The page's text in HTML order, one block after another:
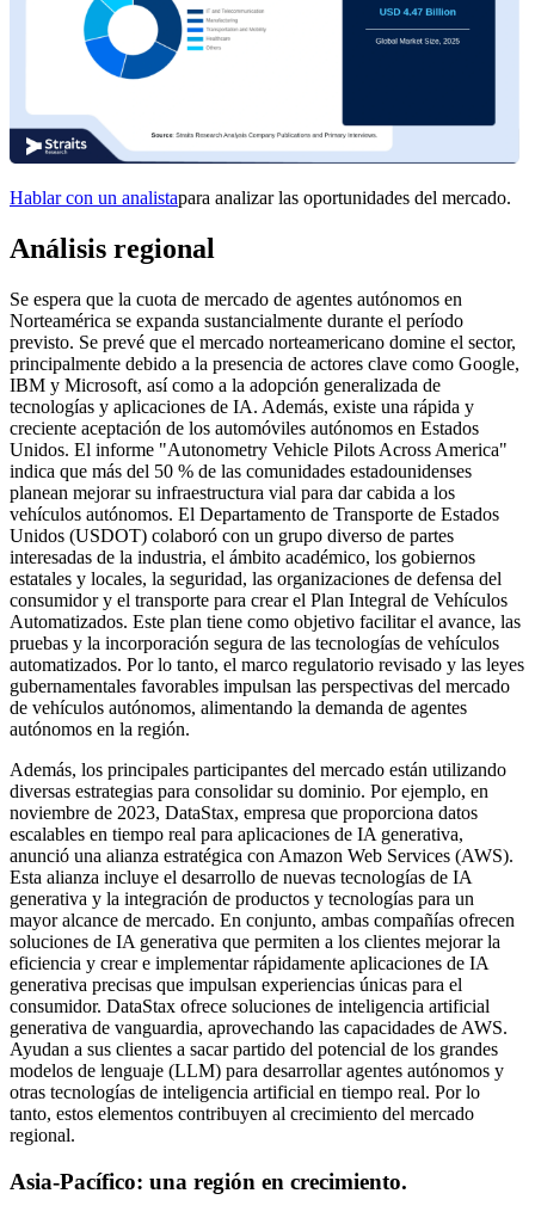
Hablar con un analistapara analizar las oportunidades del mercado.
Análisis regional
Se espera que la cuota de mercado de agentes autónomos en
Norteamérica se expanda sustancialmente durante el período
previsto. Se prevé que el mercado norteamericano domine el sector,
principalmente debido a la presencia de actores clave como Google,
IBM y Microsoft, así como a la adopción generalizada de
tecnologías y aplicaciones de IA. Además, existe una rápida y
creciente aceptación de los automóviles autónomos en Estados
Unidos. El informe "Autonometry Vehicle Pilots Across America" ​​
indica que más del 50 % de las comunidades estadounidenses
planean mejorar su infraestructura vial para dar cabida a los
vehículos autónomos. El Departamento de Transporte de Estados
Unidos (USDOT) colaboró ​​con un grupo diverso de partes
interesadas de la industria, el ámbito académico, los gobiernos
estatales y locales, la seguridad, las organizaciones de defensa del
consumidor y el transporte para crear el Plan Integral de Vehículos
Automatizados. Este plan tiene como objetivo facilitar el avance, las
pruebas y la incorporación segura de las tecnologías de vehículos
automatizados. Por lo tanto, el marco regulatorio revisado y las leyes
gubernamentales favorables impulsan las perspectivas del mercado
de vehículos autónomos, alimentando la demanda de agentes
autónomos en la región.
Además, los principales participantes del mercado están utilizando
diversas estrategias para consolidar su dominio. Por ejemplo, en
noviembre de 2023, DataStax, empresa que proporciona datos
escalables en tiempo real para aplicaciones de IA generativa,
anunció una alianza estratégica con Amazon Web Services (AWS).
Esta alianza incluye el desarrollo de nuevas tecnologías de IA
generativa y la integración de productos y tecnologías para un
mayor alcance de mercado. En conjunto, ambas compañías ofrecen
soluciones de IA generativa que permiten a los clientes mejorar la
eficiencia y crear e implementar rápidamente aplicaciones de IA
generativa precisas que impulsan experiencias únicas para el
consumidor. DataStax ofrece soluciones de inteligencia artificial
generativa de vanguardia, aprovechando las capacidades de AWS.
Ayudan a sus clientes a sacar partido del potencial de los grandes
modelos de lenguaje (LLM) para desarrollar agentes autónomos y
otras tecnologías de inteligencia artificial en tiempo real. Por lo
tanto, estos elementos contribuyen al crecimiento del mercado
regional.
Asia-Pacífico: una región en crecimiento.